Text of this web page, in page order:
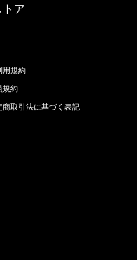
トア​
用規約
規約
商取引法に基づく表記